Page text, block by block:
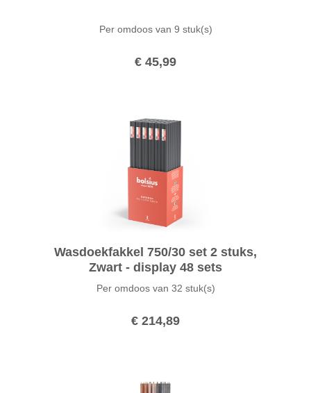
Per omdoos van 9 stuk(s)
€ 45,99
Wasdoekfakkel 750/30 set 2 stuks,
Zwart - display 48 sets
Per omdoos van 32 stuk(s)
€ 214,89